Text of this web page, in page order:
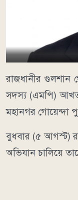
রাজধানীর
সদস্য (এমপি)
মহানগর গোয়েন্দা
বুধবার (৫ আগস্ট)
অভিযান চালিয়ে